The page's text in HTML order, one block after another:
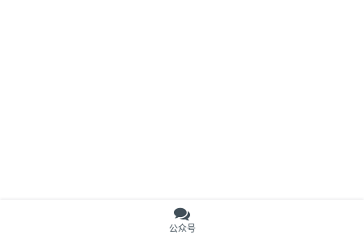
公众号